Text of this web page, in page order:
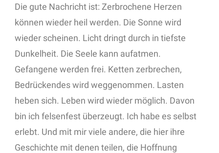
Die gute Nachricht ist: Zerbrochene Herzen
können wieder heil werden. Die Sonne wird
wieder scheinen. Licht dringt durch in tiefste
Dunkelheit. Die Seele kann aufatmen.
Gefangene werden frei. Ketten zerbrechen,
Bedrückendes wird weggenommen. Lasten
heben sich. Leben wird wieder möglich. Davon
bin ich felsenfest überzeugt. Ich habe es selbst
erlebt. Und mit mir viele andere, die hier ihre
Geschichte mit denen teilen, die Hoffnung